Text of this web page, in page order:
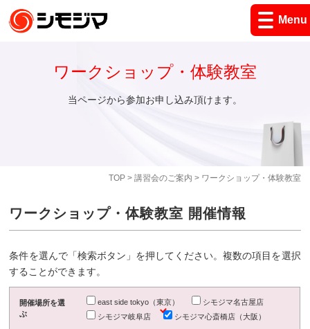
Menu
TOP> 講習会のご案内 > ワークショップ・体験教室
ワークショップ・体験教室
当ページから参加お申し込み頂けます。
ワークショップ・体験教室 開催情報
条件を選んで「検索ボタン」を押してください。複数の項目を選択
することができます。
開催場所を選
ぶ
east side tokyo（東京）
シモジマ名古屋店
シモジマ岐阜店
シモジマ心斎橋店（大阪）